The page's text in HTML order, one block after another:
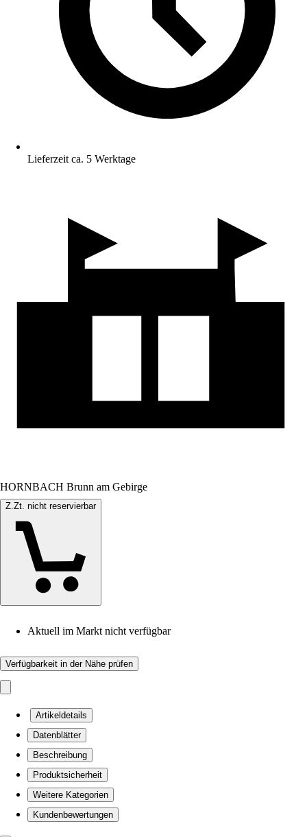
Lieferzeit ca. 5 Werktage
HORNBACH Brunn am Gebirge
Z.Zt. nicht reservierbar
Aktuell im Markt nicht verfügbar
Verfügbarkeit in der Nähe prüfen
Artikeldetails
Datenblätter
Beschreibung
Produktsicherheit
Weitere Kategorien
Kundenbewertungen